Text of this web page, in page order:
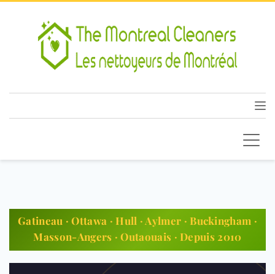
Gatineau · Ottawa · Hull · Aylmer · Buckingham ·
Masson-Angers · Outaouais · Depuis 2010